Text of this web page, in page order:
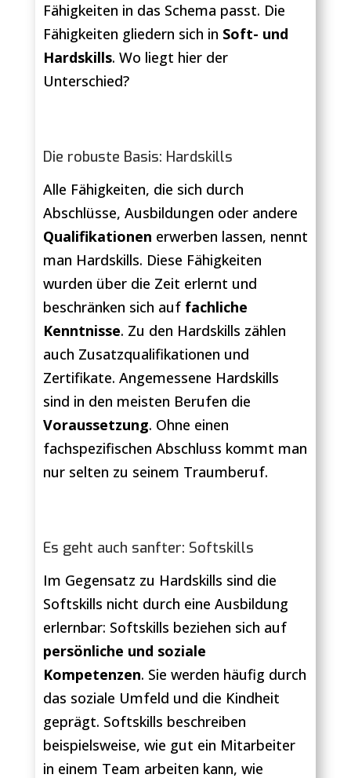
Fähigkeiten in das Schema passt. Die
Fähigkeiten gliedern sich in Soft- und
Hardskills. Wo liegt hier der
Unterschied?
Die robuste Basis: Hardskills
Alle Fähigkeiten, die sich durch
Abschlüsse, Ausbildungen oder andere
Qualifikationen erwerben lassen, nennt
man Hardskills. Diese Fähigkeiten
wurden über die Zeit erlernt und
beschränken sich auf fachliche
Kenntnisse. Zu den Hardskills zählen
auch Zusatzqualifikationen und
Zertifikate. Angemessene Hardskills
sind in den meisten Berufen die
Voraussetzung. Ohne einen
fachspezifischen Abschluss kommt man
nur selten zu seinem Traumberuf.
Es geht auch sanfter: Softskills
Im Gegensatz zu Hardskills sind die
Softskills nicht durch eine Ausbildung
erlernbar: Softskills beziehen sich auf
persönliche und soziale
Kompetenzen. Sie werden häufig durch
das soziale Umfeld und die Kindheit
geprägt. Softskills beschreiben
beispielsweise, wie gut ein Mitarbeiter
in einem Team arbeiten kann, wie